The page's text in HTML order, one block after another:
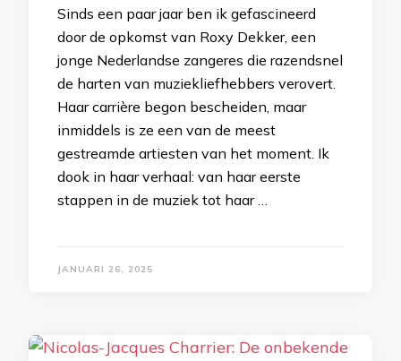
Sinds een paar jaar ben ik gefascineerd
door de opkomst van Roxy Dekker, een
jonge Nederlandse zangeres die razendsnel
de harten van muziekliefhebbers verovert.
Haar carrière begon bescheiden, maar
inmiddels is ze een van de meest
gestreamde artiesten van het moment. Ik
dook in haar verhaal: van haar eerste
stappen in de muziek tot haar …
JANUARI 26, 2025